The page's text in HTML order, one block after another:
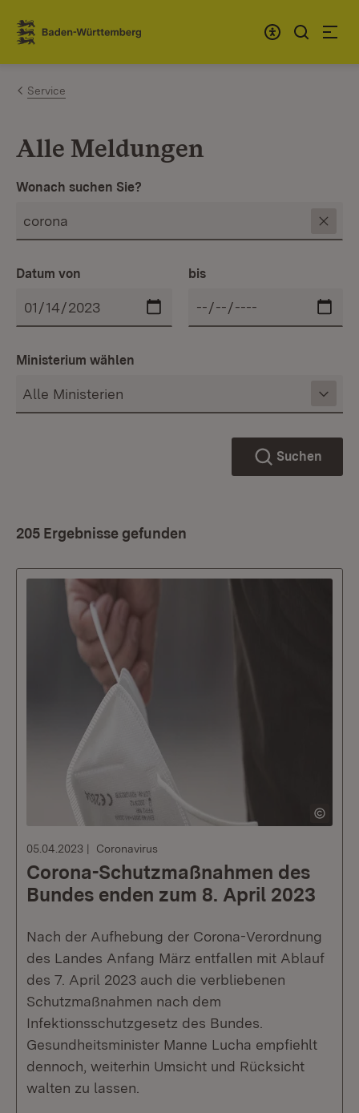
Zum Inhalt springen
Link zur Startseite
Service
Alle Meldungen
Wonach suchen Sie?
Datum von bis
Ministerium wählen
Suchen
205 Ergebnisse gefunden
05.04.2023 Coronavirus
Corona-Schutzmaßnahmen des
Bundes enden zum 8. April 2023
Nach der Aufhebung der Corona-Verordnung
des Landes Anfang März entfallen mit Ablauf
des 7. April 2023 auch die verbliebenen
Schutzmaßnahmen nach dem
Infektionsschutzgesetz des Bundes.
Gesundheitsminister Manne Lucha empfiehlt
dennoch, weiterhin Umsicht und Rücksicht
walten zu lassen.